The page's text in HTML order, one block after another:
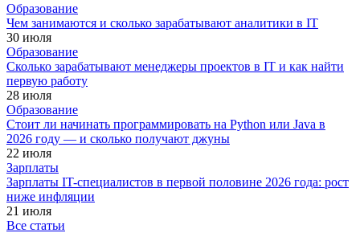
Образование
Чем занимаются и сколько зарабатывают аналитики в IT
30 июля
Образование
Сколько зарабатывают менеджеры проектов в IT и как найти
первую работу
28 июля
Образование
Стоит ли начинать программировать на Python или Java в
2026 году — и сколько получают джуны
22 июля
Зарплаты
Зарплаты IT-специалистов в первой половине 2026 года: рост
ниже инфляции
21 июля
Все статьи